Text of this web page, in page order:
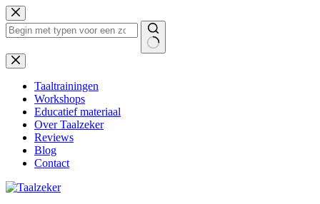
Ga
naar
de
Geen
resultaten
Taaltrainingen
Workshops
Educatief materiaal
Over Taalzeker
Reviews
Blog
Contact